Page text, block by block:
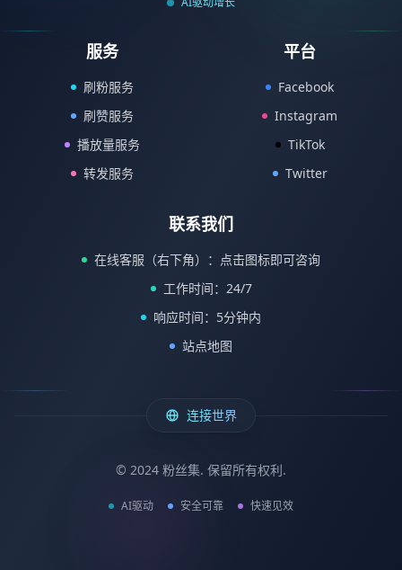
服务
刷粉服务
刷赞服务
播放量服务
转发服务
平台
Facebook
Instagram
TikTok
Twitter
联系我们
在线客服（右下角）：点击图标即可咨询
工作时间：24/7
响应时间：5分钟内
站点地图
连接世界
© 2024 粉丝集. 保留所有权利.
AI驱动 安全可靠 快速见效